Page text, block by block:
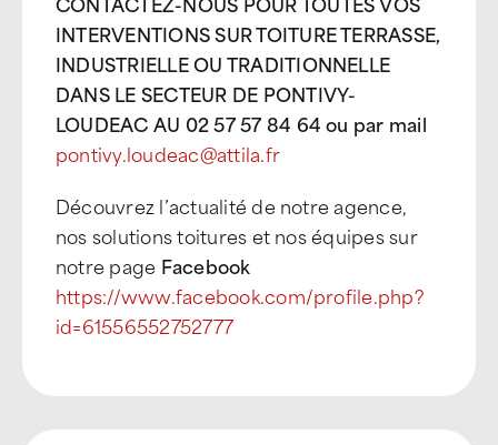
INTERVENTIONS SUR TOITURE TERRASSE,
INDUSTRIELLE OU TRADITIONNELLE
DANS LE SECTEUR DE PONTIVY-
LOUDEAC AU 02 57 57 84 64 ou par mail
pontivy.loudeac@attila.fr
Découvrez l’actualité de notre agence,
nos solutions toitures et nos équipes sur
notre page Facebook
https://www.facebook.com/profile.php?
id=61556552752777